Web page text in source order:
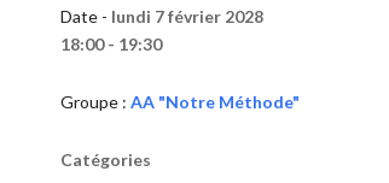
Date - lundi 7 février 2028
18:00 - 19:30
Groupe : AA "Notre Méthode"
Catégories